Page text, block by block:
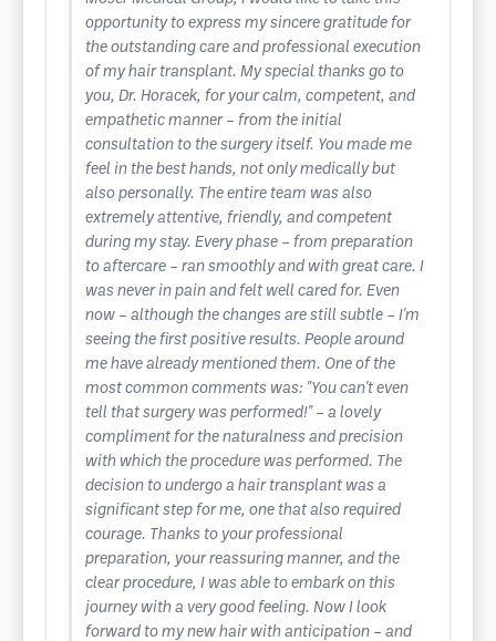
opportunity to express my sincere gratitude for
the outstanding care and professional execution
of my hair transplant. My special thanks go to
you, Dr. Horacek, for your calm, competent, and
empathetic manner – from the initial
consultation to the surgery itself. You made me
feel in the best hands, not only medically but
also personally. The entire team was also
extremely attentive, friendly, and competent
during my stay. Every phase – from preparation
to aftercare – ran smoothly and with great care. I
was never in pain and felt well cared for. Even
now – although the changes are still subtle – I'm
seeing the first positive results. People around
me have already mentioned them. One of the
most common comments was: "You can't even
tell that surgery was performed!" – a lovely
compliment for the naturalness and precision
with which the procedure was performed. The
decision to undergo a hair transplant was a
significant step for me, one that also required
courage. Thanks to your professional
preparation, your reassuring manner, and the
clear procedure, I was able to embark on this
journey with a very good feeling. Now I look
forward to my new hair with anticipation – and